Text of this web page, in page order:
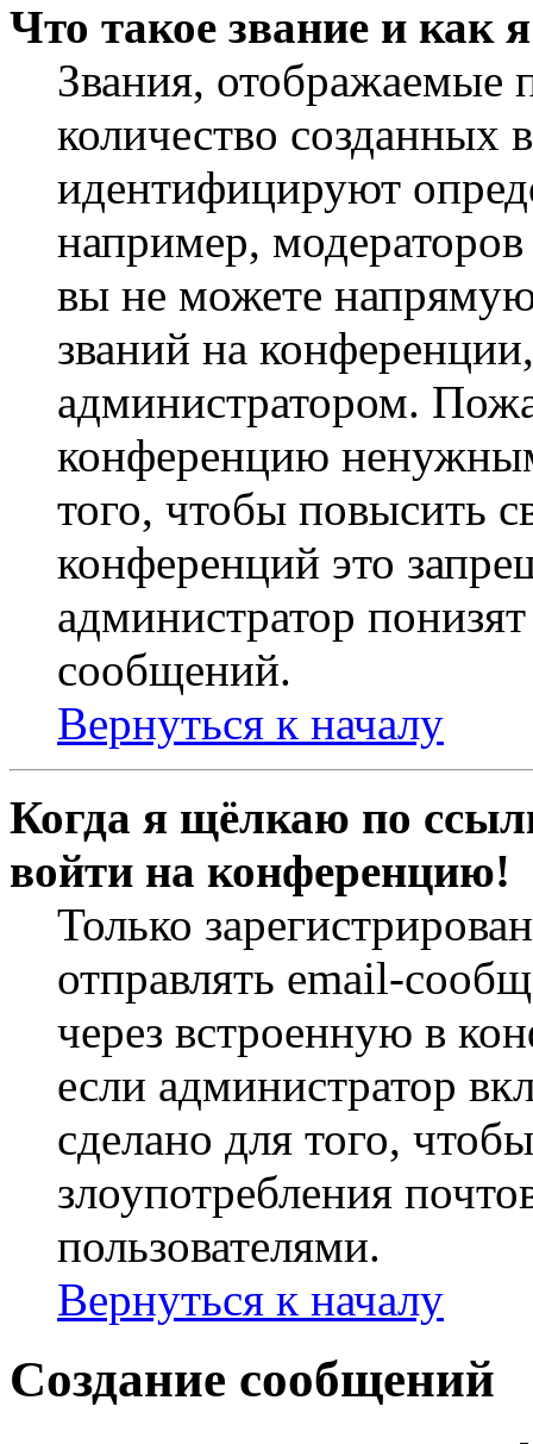
Что такое звание и как
Звания,
количество
идентифицируют
например,
вы не можете
званий на
администратором.
конференцию
того, чтобы повысить
конференций это
администратор
сообщений.
Вернуться к началу
Когда я щёлкаю по
войти на конференцию!
Только
отправлять email-
через встроенную в
если администратор
сделано для того,
злоупотребления
пользователями.
Вернуться к началу
Создание сообщений